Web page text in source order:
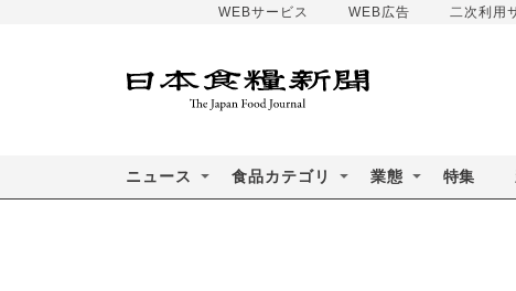
WEBサービス WEB広告 二次利用
ニュース 食品カテゴリ 業態 特集